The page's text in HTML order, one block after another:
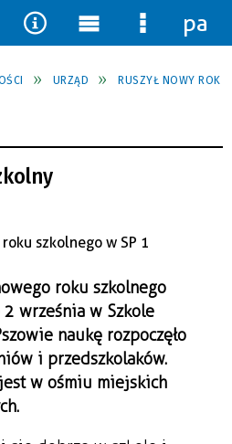
URZĄD
RUSZYŁ NOWY ROK
roku szkolnego
września w Szkole
naukę rozpoczęło
i przedszkolaków.
w ośmiu miejskich
Narzędzia
Menu
główne
Menu